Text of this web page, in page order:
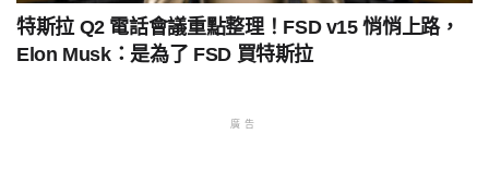
特斯拉 Q2 電話會議重點整理！FSD v15 悄悄上路，
Elon Musk：是為了 FSD 買特斯拉
廣告